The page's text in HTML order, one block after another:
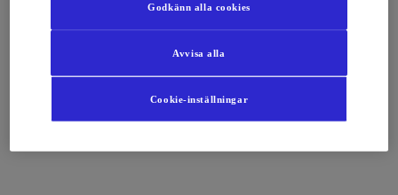
Cookie-inställningar
Avvisa alla
Godkänn alla cookies